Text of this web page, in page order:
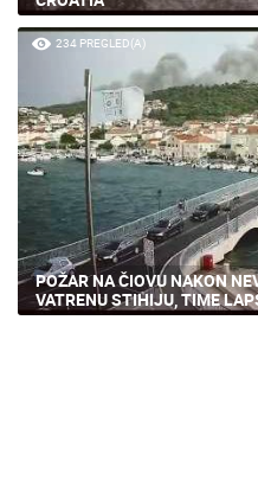
234 PREGLED(A)
POŽAR NA ČIOVU NAKON
VATRENU STIHIJU, TIME